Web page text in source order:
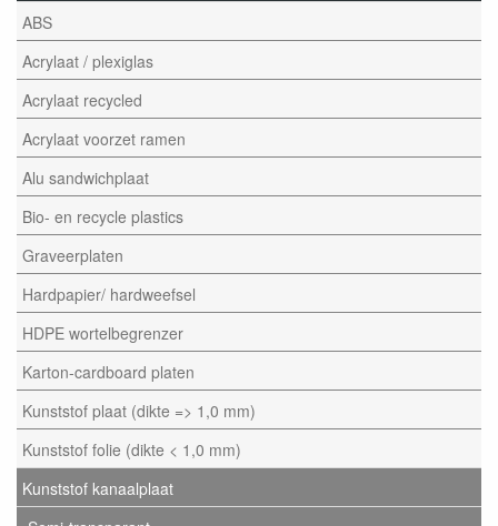
ABS
Acrylaat / plexiglas
Acrylaat recycled
Acrylaat voorzet ramen
Alu sandwichplaat
Bio- en recycle plastics
Graveerplaten
Hardpapier/ hardweefsel
HDPE wortelbegrenzer
Karton-cardboard platen
Kunststof plaat (dikte => 1,0 mm)
Kunststof folie (dikte < 1,0 mm)
Kunststof kanaalplaat